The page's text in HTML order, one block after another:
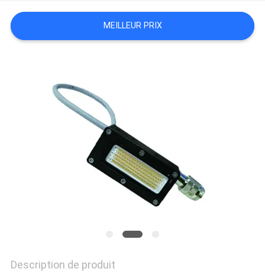
DEMANDEZ
CITATION
MEILLEUR PRIX
Description de produit